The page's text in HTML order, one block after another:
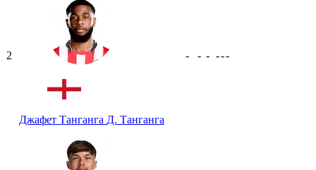
2
Джафет Танганга Д. Танганга
- - - ---